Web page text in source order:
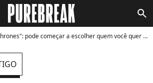
search
pode começar a escolher quem você quer ver no Trono de Ferro - Foto